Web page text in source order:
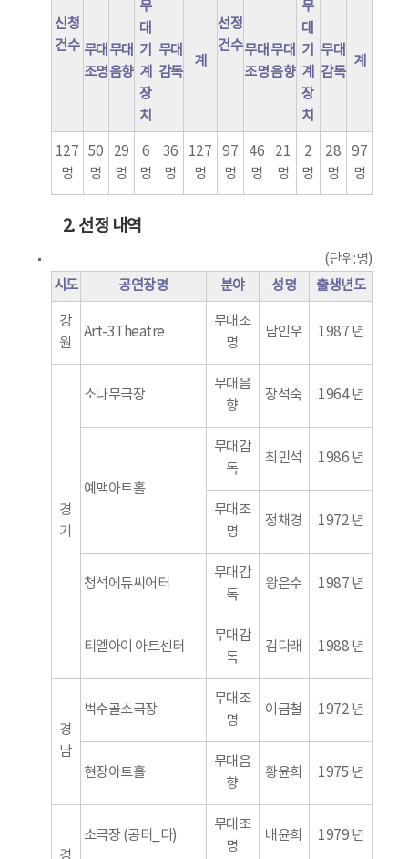
신청
건수
선정
건수
무대
조명
무대
음향
무
대
기
계
장
치
무대
감독
계
무대
조명
무대
음향
무
대
기
계
장
치
무대
감독
계
127
명
50
명
29
명
6
명
36
명
127
명
97
명
46
명
21
명
2
명
28
명
97
명
2. 선정 내역
(단위:명)
시도
공연장명 분야 성명 출생년도
강
원
Art-3Theatre
무대조
명
남인우 1987 년
경
기
소나무극장
무대음
향
장석숙 1964 년
예맥아트홀
무대감
독
최민석 1986 년
무대조
명
정채경 1972 년
청석에듀씨어터
무대감
독
왕은수 1987 년
티엘아이 아트센터
무대감
독
김다래 1988 년
경
남
벅수골소극장
무대조
명
이금철 1972 년
현장아트홀
무대음
향
황윤희 1975 년
경
소극장 (공터_다)
무대조
명
배윤희 1979 년